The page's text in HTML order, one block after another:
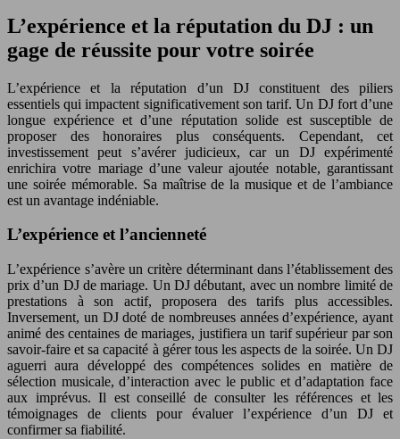
L’expérience et la réputation du DJ : un
gage de réussite pour votre soirée
L’expérience et la réputation d’un DJ constituent des piliers
essentiels qui impactent significativement son tarif. Un DJ fort d’une
longue expérience et d’une réputation solide est susceptible de
proposer des honoraires plus conséquents. Cependant, cet
investissement peut s’avérer judicieux, car un DJ expérimenté
enrichira votre mariage d’une valeur ajoutée notable, garantissant
une soirée mémorable. Sa maîtrise de la musique et de l’ambiance
est un avantage indéniable.
L’expérience et l’ancienneté
L’expérience s’avère un critère déterminant dans l’établissement des
prix d’un DJ de mariage. Un DJ débutant, avec un nombre limité de
prestations à son actif, proposera des tarifs plus accessibles.
Inversement, un DJ doté de nombreuses années d’expérience, ayant
animé des centaines de mariages, justifiera un tarif supérieur par son
savoir-faire et sa capacité à gérer tous les aspects de la soirée. Un DJ
aguerri aura développé des compétences solides en matière de
sélection musicale, d’interaction avec le public et d’adaptation face
aux imprévus. Il est conseillé de consulter les références et les
témoignages de clients pour évaluer l’expérience d’un DJ et
confirmer sa fiabilité.